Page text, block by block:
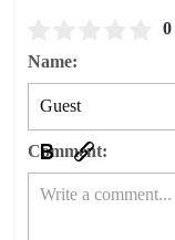
0
Name:
Comment: